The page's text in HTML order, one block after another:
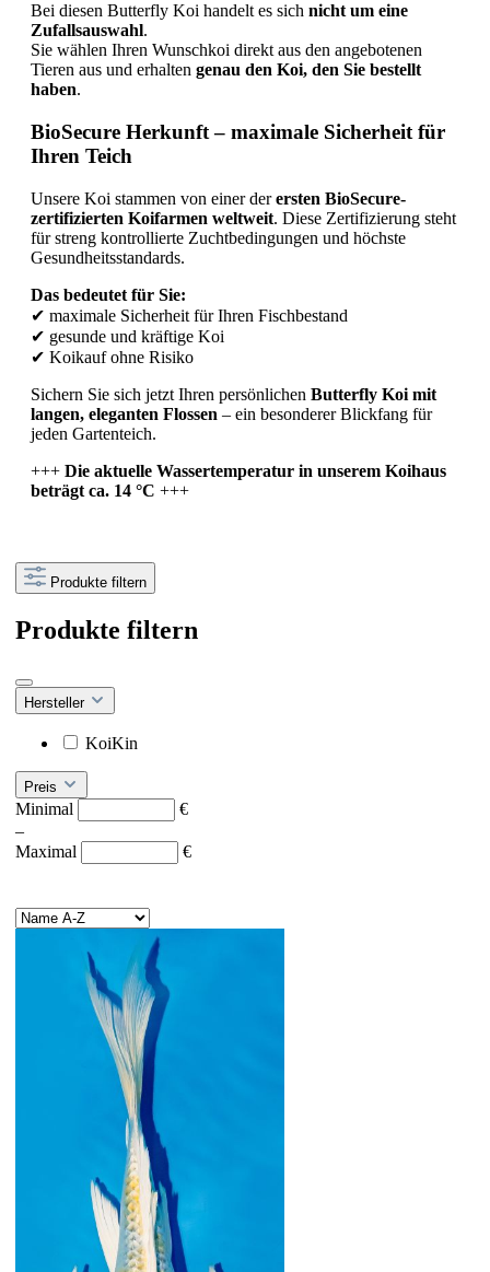
Bei diesen Butterfly Koi handelt es sich nicht um eine
Zufallsauswahl.
Sie wählen Ihren Wunschkoi direkt aus den angebotenen
Tieren aus und erhalten genau den Koi, den Sie bestellt
haben.
BioSecure Herkunft – maximale Sicherheit für
Ihren Teich
Unsere Koi stammen von einerderersten BioSecure-
zertifizierten Koifarmen weltweit. Diese Zertifizierung steht
fürstreng kontrollierte Zuchtbedingungen und höchste
Gesundheitsstandards.
Das bedeutet für Sie:
✔ maximale Sicherheit fürIhren Fischbestand
✔ gesunde und kräftige Koi
✔ Koikaufohne Risiko
Sichern Sie sich jetzt Ihren persönlichen Butterfly Koi mit
langen, eleganten Flossen – ein besondererBlickfang für
jeden Gartenteich.
+++ Die aktuelle Wassertemperatur in unserem Koihaus
beträgt ca. 14 °C +++
Produkte filtern
Produkte filtern
Hersteller
KoiKin
Preis
Minimal
€
–
Maximal
€